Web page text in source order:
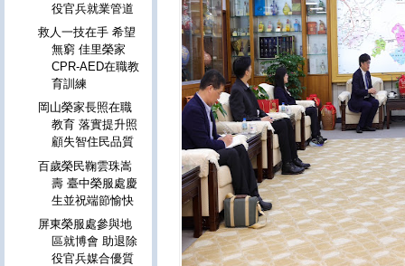
役官兵就業管道
救人一技在手 希望
無窮 佳里榮家
CPR-AED在職教
育訓練
岡山榮家長照在職
教育 落實提升照
顧失智住民品質
百歲榮民鞠雲珠嵩
壽 臺中榮服處慶
生並祝端節愉快
屏東榮服處參與地
區就博會 助退除
役官兵媒合優質